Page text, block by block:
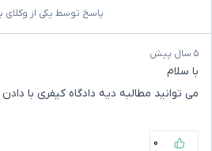
پاسخ توسط یکی از وکلای
۵ سال پیش
با سلام
می توانید مطالبه دیه دادگاه کیفری با
۰